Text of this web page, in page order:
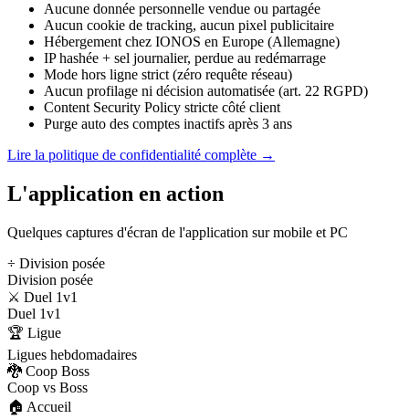
Aucune donnée personnelle vendue ou partagée
Aucun cookie de tracking, aucun pixel publicitaire
Hébergement chez IONOS en Europe (Allemagne)
IP hashée + sel journalier, perdue au redémarrage
Mode hors ligne strict (zéro requête réseau)
Aucun profilage ni décision automatisée (art. 22 RGPD)
Content Security Policy stricte côté client
Purge auto des comptes inactifs après 3 ans
Lire la politique de confidentialité complète →
L'application en action
Quelques captures d'écran de l'application sur mobile et PC
÷ Division posée
Division posée
⚔️ Duel 1v1
Duel 1v1
🏆 Ligue
Ligues hebdomadaires
🐉 Coop Boss
Coop vs Boss
🏠 Accueil